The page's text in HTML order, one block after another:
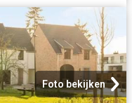
Foto bekijken